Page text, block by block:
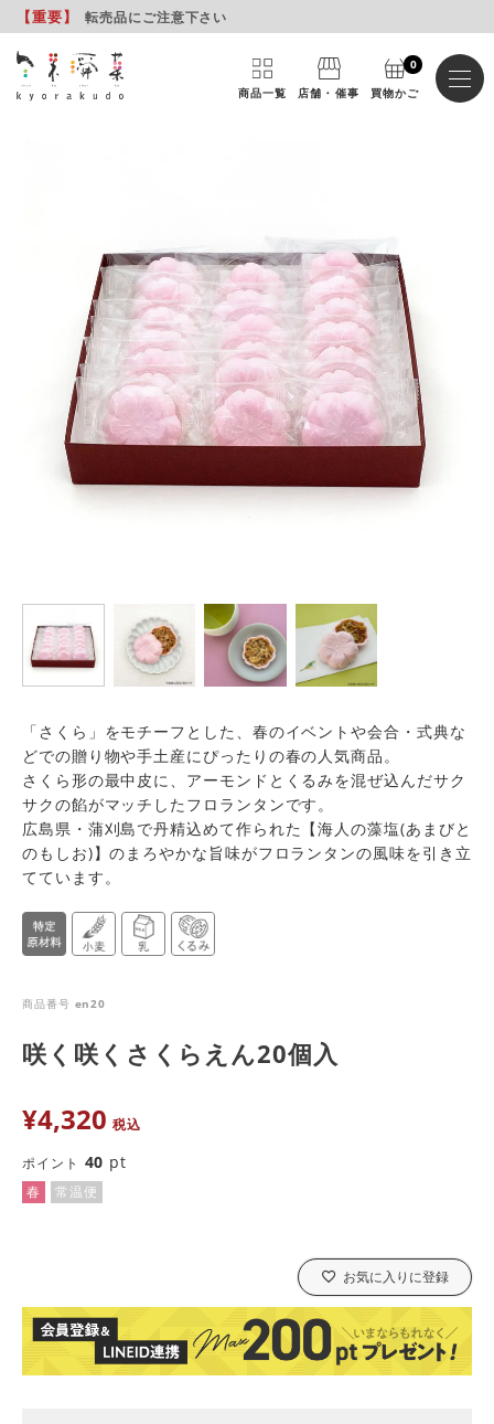
【重要】 転売品にご注意下さい
商品一覧 店舗・催事 買物かご
0
「さくら」をモチーフとした、春のイベントや会合・式典な
どでの贈り物や手土産にぴったりの春の人気商品。
さくら形の最中皮に、アーモンドとくるみを混ぜ込んだサク
サクの餡がマッチしたフロランタンです。
広島県・蒲刈島で丹精込めて作られた【海人の藻塩(あまびと
のもしお)】のまろやかな旨味がフロランタンの風味を引き立
てています。
商品番号 en20
咲く咲くさくらえん20個入
¥4,320 税込
ポイント 40 pt
春 常温便
お気に入りに登録